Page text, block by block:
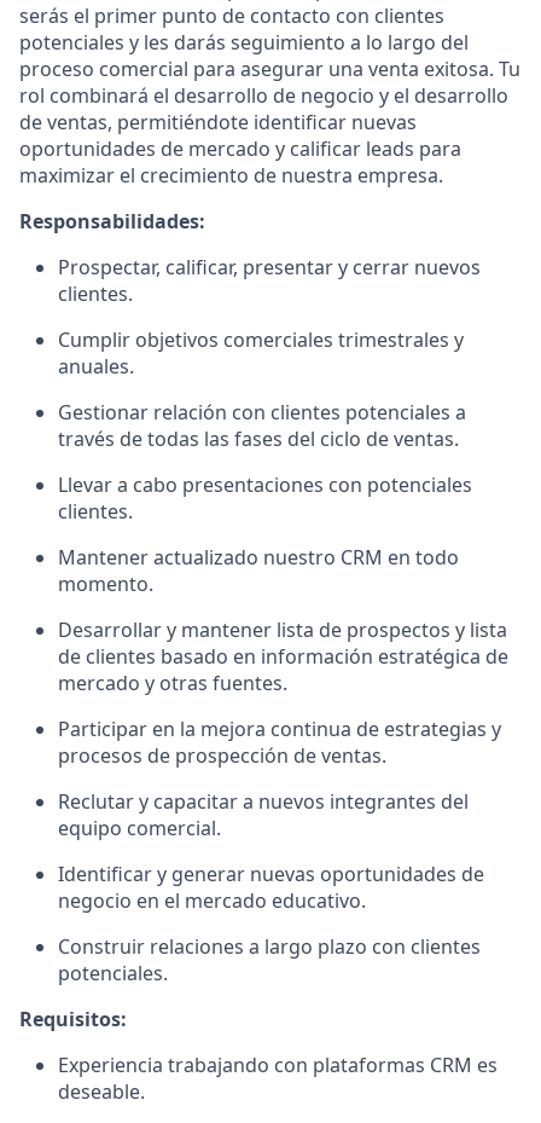
serás el primer punto de contacto con clientes
potenciales y les darás seguimiento a lo largo del
proceso comercial para asegurar una venta exitosa. Tu
rol combinará el desarrollo de negocio y el desarrollo
de ventas, permitiéndote identificar nuevas
oportunidades de mercado y calificar leads para
maximizar el crecimiento de nuestra empresa.
Responsabilidades:
Prospectar, calificar, presentar y cerrar nuevos
clientes.
Cumplir objetivos comerciales trimestrales y
anuales.
Gestionar relación con clientes potenciales a
través de todas las fases del ciclo de ventas.
Llevar a cabo presentaciones con potenciales
clientes.
Mantener actualizado nuestro CRM en todo
momento.
Desarrollar y mantener lista de prospectos y lista
de clientes basado en información estratégica de
mercado y otras fuentes.
Participar en la mejora continua de estrategias y
procesos de prospección de ventas.
Reclutar y capacitar a nuevos integrantes del
equipo comercial.
Identificar y generar nuevas oportunidades de
negocio en el mercado educativo.
Construir relaciones a largo plazo con clientes
potenciales.
Requisitos:
Experiencia trabajando con plataformas CRM es
deseable.